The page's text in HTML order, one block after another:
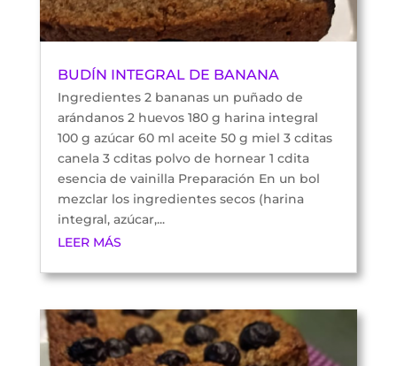
BUDÍN INTEGRAL DE BANANA
Ingredientes 2 bananas un puñado de
arándanos 2 huevos 180 g harina integral
100 g azúcar 60 ml aceite 50 g miel 3 cditas
canela 3 cditas polvo de hornear 1 cdita
esencia de vainilla Preparación En un bol
mezclar los ingredientes secos (harina
integral, azúcar,...
LEER MÁS